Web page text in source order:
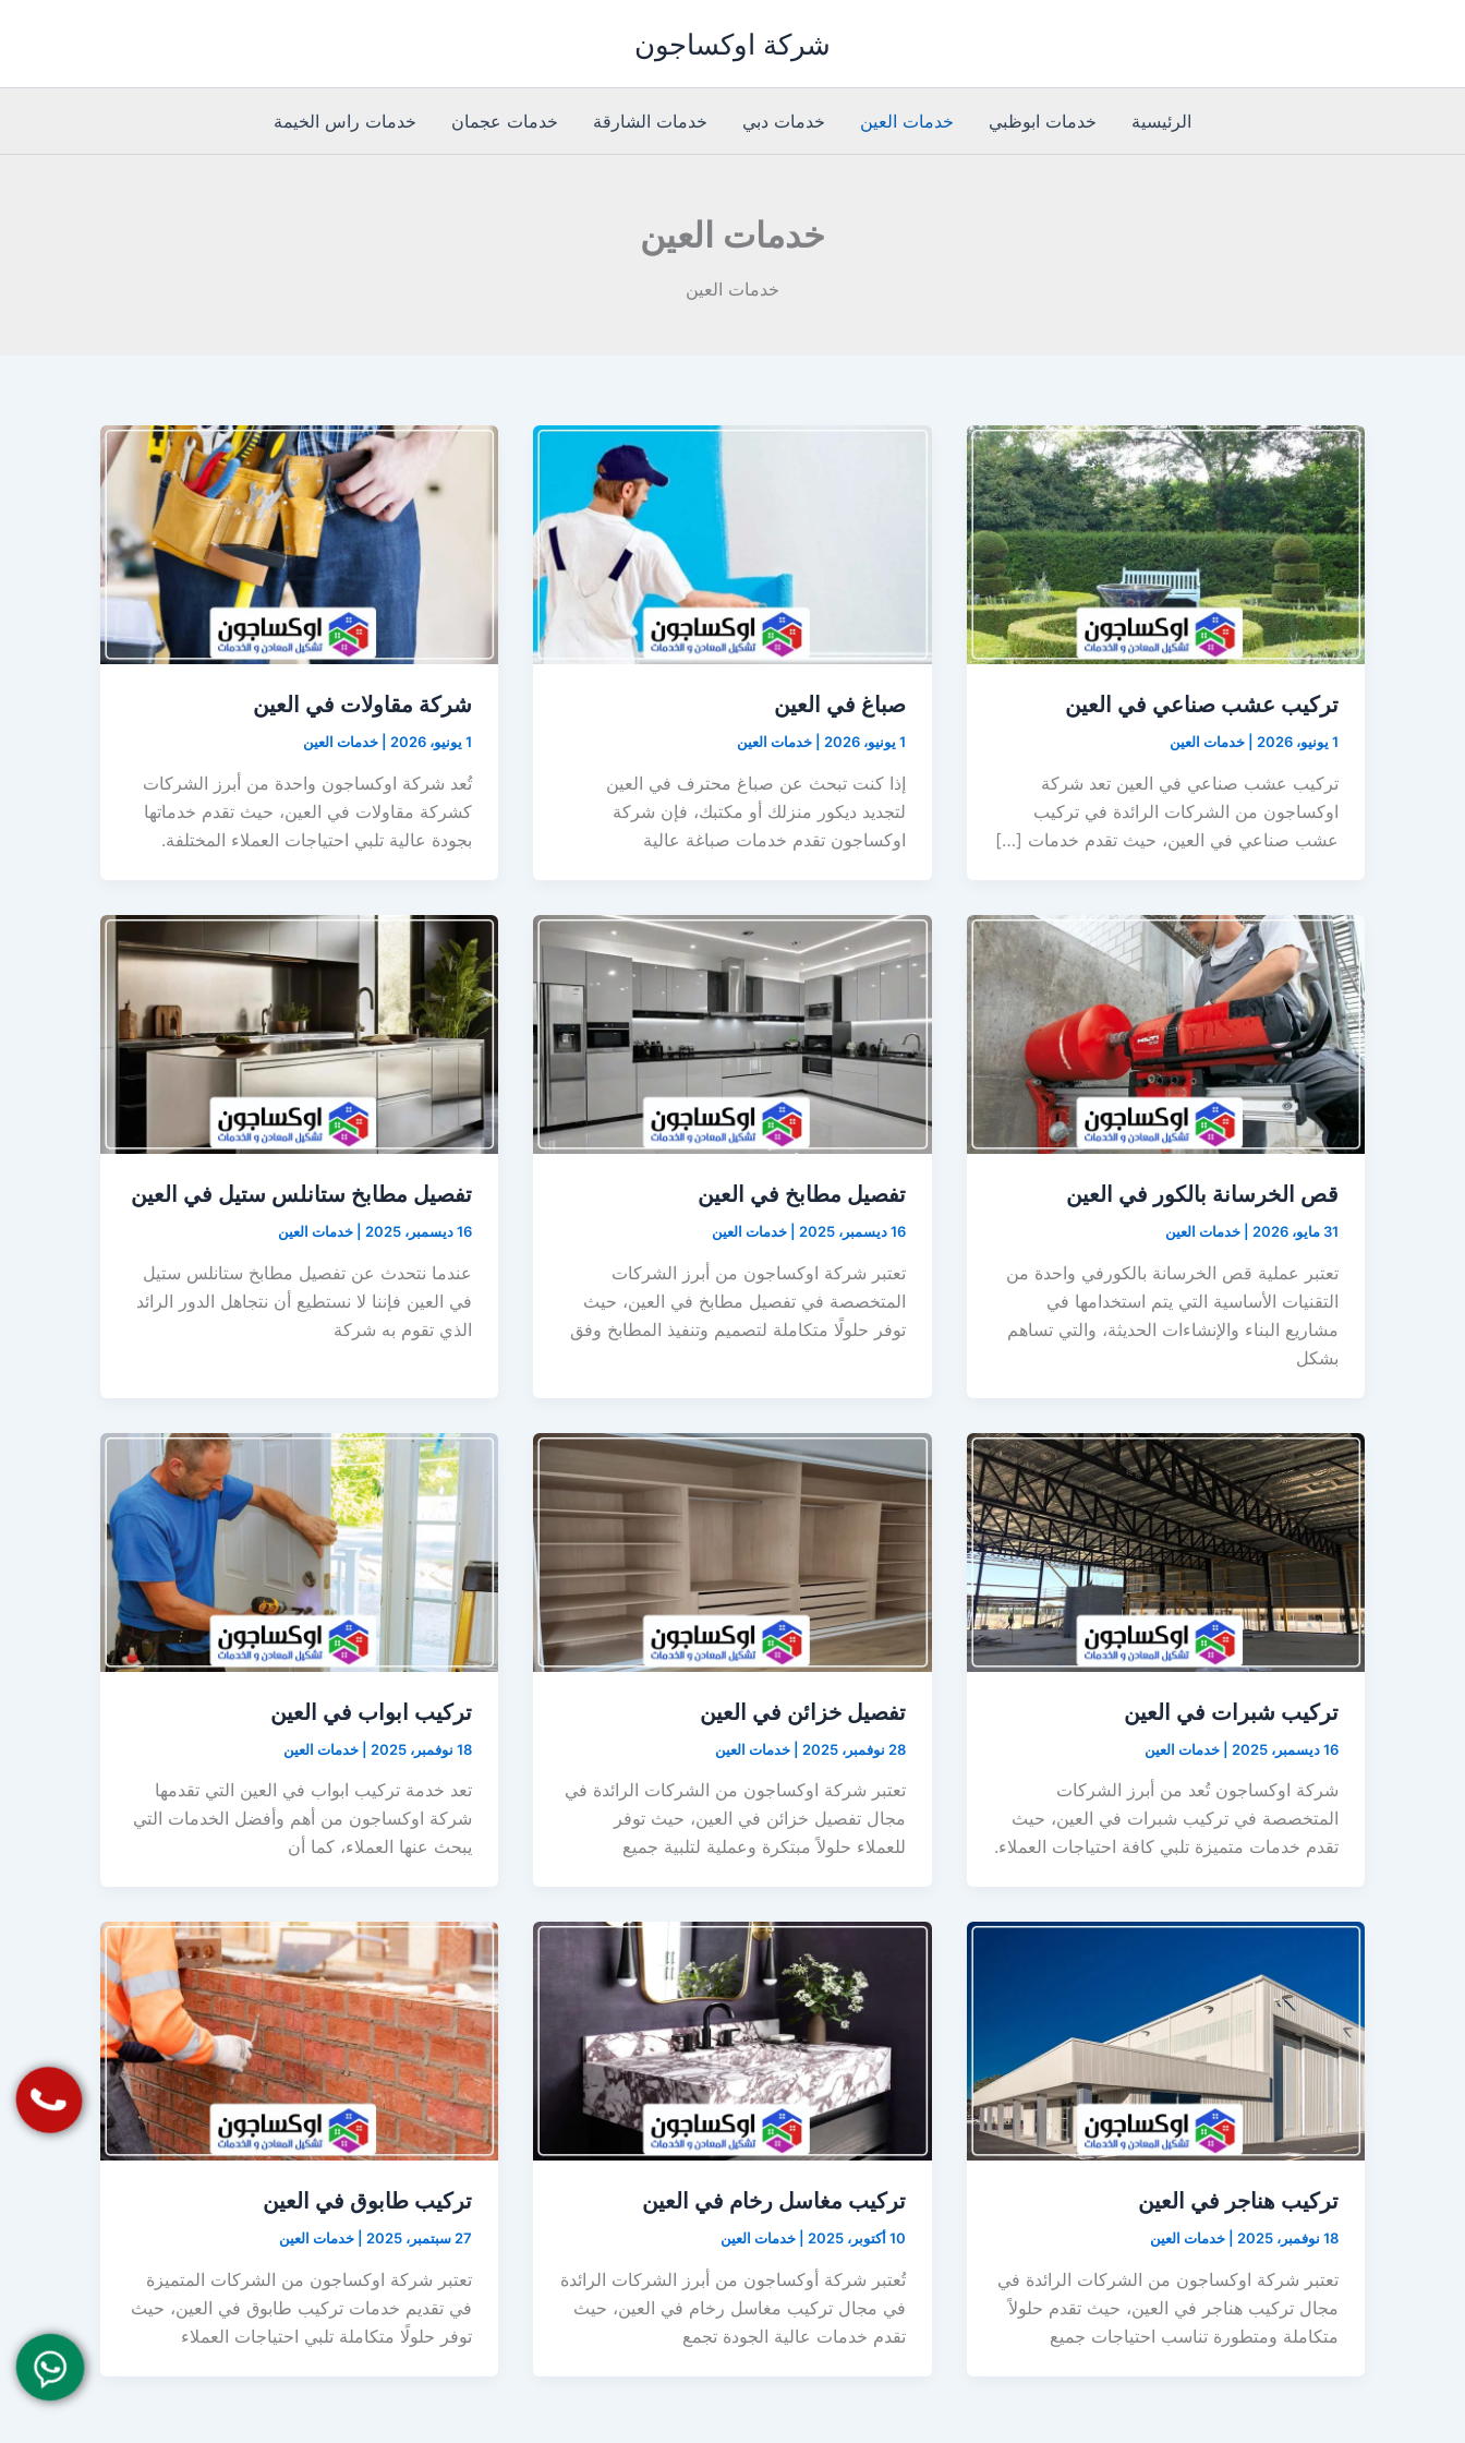
شركة اوكساجون
الرئيسية خدمات ابوظبي خدمات العين خدمات دبي خدمات الشارقة خدمات عجمان خدمات راس الخيمة
خدمات العين
خدمات العين
تركيب عشب صناعي في العين
1 يونيو، 2026 خدمات العين
تركيب عشب صناعي في العين تعد شركة
اوكساجون من الشركات الرائدة في تركيب
عشب صناعي في العين، حيث تقدم خدمات […]
صباغ في العين
1 يونيو، 2026 |خدمات العين
إذا كنت تبحث عن صباغ محترف في العين
لتجديد ديكور منزلك أو مكتبك، فإن شركة
اوكساجون تقدم خدمات صباغة عالية
شركة مقاولات في العين
1 يونيو، 2026 خدمات العين
تُعد شركة اوكساجون واحدة من أبرز الشركات
كشركة مقاولات في العين، حيث تقدم خدماتها
بجودة عالية تلبي احتياجات العملاء المختلفة.
قص الخرسانة بالكور في العين
31 مايو، 2026 خدمات العين
تعتبر عملية قص الخرسانة بالكورفي واحدة من
التقنيات الأساسية التي يتم استخدامها في
مشاريع البناء والإنشاءات الحديثة، والتي تساهم
بشكل
تفصيل مطابخ في العين
16 ديسمبر، 2025 |خدمات العين
تعتبر شركة اوكساجون من أبرز الشركات
المتخصصة في تفصيل مطابخ في العين، حيث
توفر حلولًا متكاملة لتصميم وتنفيذ المطابخ وفق
تفصيل مطابخ ستانلس ستيل في العين
16 ديسمبر، 2025 خدمات العين
عندما نتحدث عن تفصيل مطابخ ستانلس ستيل
في العين فإننا لا نستطيع أن نتجاهل الدور الرائد
الذي تقوم به شركة
تركيب شبرات في العين
16 ديسمبر، 2025 خدمات العين
شركة اوكساجون تُعد من أبرز الشركات
المتخصصة في تركيب شبرات في العين، حيث
تقدم خدمات متميزة تلبي كافة احتياجات العملاء.
تفصيل خزائن في العين
28 نوفمبر، 2025 |خدمات العين
تعتبر شركة اوكساجون من الشركات الرائدة في
مجال تفصيل خزائن في العين، حيث توفر
للعملاء حلولاً مبتكرة وعملية لتلبية جميع
تركيب ابواب في العين
18 نوفمبر، 2025 خدمات العين
تعد خدمة تركيب ابواب في العين التي تقدمها
شركة اوكساجون من أهم وأفضل الخدمات التي
يبحث عنها العملاء، كما أن
تركيب هناجر في العين
18 نوفمبر، 2025 خدمات العين
تعتبر شركة اوكساجون من الشركات الرائدة في
مجال تركيب هناجر في العين، حيث تقدم حلولاً
متكاملة ومتطورة تناسب احتياجات جميع
تركيب مغاسل رخام في العين
10 أكتوبر، 2025 |خدمات العين
تُعتبر شركة أوكساجون من أبرز الشركات الرائدة
في مجال تركيب مغاسل رخام في العين، حيث
تقدم خدمات عالية الجودة تجمع
تركيب طابوق في العين
27 سبتمبر، 2025 خدمات العين
تعتبر شركة اوكساجون من الشركات المتميزة
في تقديم خدمات تركيب طابوق في العين، حيث
توفر حلولًا متكاملة تلبي احتياجات العملاء